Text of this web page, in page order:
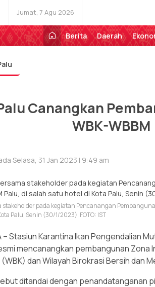
Jumat, 7 Agu 2026
Berita
Daerah
Canangkan
WBK-WBBM
Selasa, 31 Jan 2023 | 9:49 am
stakeholder pada kegiatan Pencanangan
Palu, Senin (30/1/2023). FOTO: IST
– Stasiun Karantina Ikan Pengendalian
mencanangkan pembangunan Zona
dan Wilayah Birokrasi Bersih dan
ditandai dengan penandatanganan